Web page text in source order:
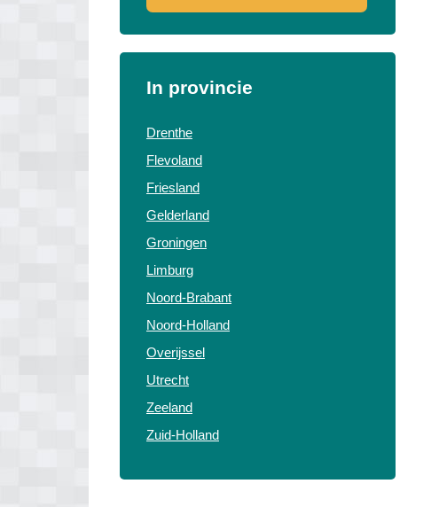
In provincie
Drenthe
Flevoland
Friesland
Gelderland
Groningen
Limburg
Noord-Brabant
Noord-Holland
Overijssel
Utrecht
Zeeland
Zuid-Holland